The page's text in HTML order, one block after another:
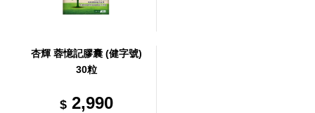
杏輝 蓉憶記膠囊 (健字號)
30粒
$2,990